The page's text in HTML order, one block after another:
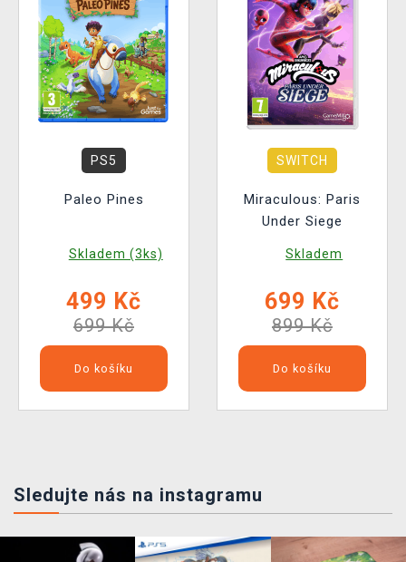
PS5
Paleo Pines
Skladem (3ks)
499 Kč
699 Kč
Do košíku
SWITCH
Miraculous: Paris
Under Siege
Skladem
699 Kč
899 Kč
Do košíku
Sledujte nás na instagramu